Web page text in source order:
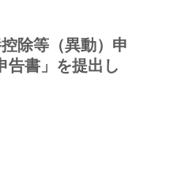
除等（異動）申
告書」を提出し